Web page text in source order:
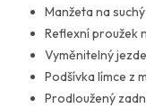
Manžeta na
Reflexní proužek
Vyměnitelný
Podšívka límce z
Prodloužený